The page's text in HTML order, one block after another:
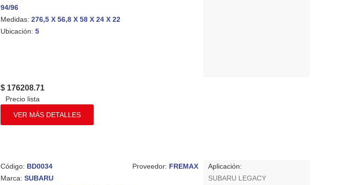
94/96
Medidas:276,5 X 56,8 X 58 X 24 X 22
Ubicación:5
$ 176208.71
VER MÁS DETALLES
Código: BD0034 Proveedor: FREMAX
Marca:SUBARU
Aplicación:
SUBARU LEGACY